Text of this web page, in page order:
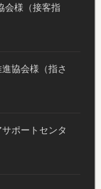
会様（接客指
協会様（指さ
ポートセンタ